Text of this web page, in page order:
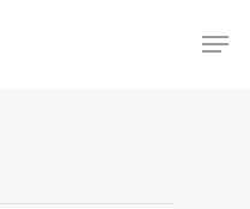
to close